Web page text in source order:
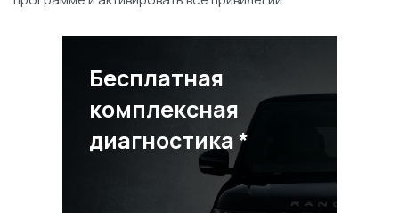
Бесплатная
комплексная
диагностика *